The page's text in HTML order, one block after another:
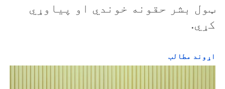
ټول بشر حقونه خوندي او پياوړي
کړي.
اړوند مطالب